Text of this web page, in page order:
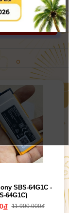
Dummy
SBS-64G1C -
64G1C)
đ 11.900.000đ